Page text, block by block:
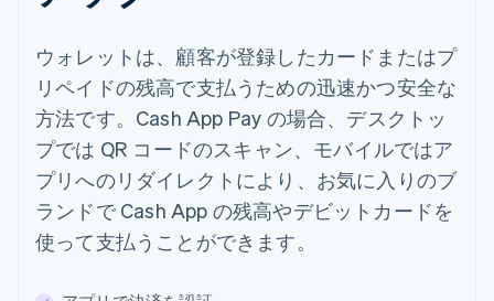
ウォレットは、顧客が登録したカードまたはプ
リペイドの残高で支払うための迅速かつ安全な
方法です。Cash App Pay の場合、デスクトッ
プでは QR コードのスキャン、モバイルではア
プリへのリダイレクトにより、お気に入りのブ
ランドで Cash App の残高やデビットカードを
使って支払うことができます。